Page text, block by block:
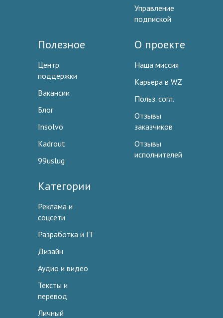
Управление
подпиской
Полезное
Центр
поддержки
Вакансии
Блог
Insolvo
Kadrout
99uslug
О проекте
Наша миссия
Карьера в WZ
Польз. согл.
Отзывы
заказчиков
Отзывы
исполнителей
Категории
Реклама и
соцсети
Разработка и IT
Дизайн
Аудио и видео
Тексты и
перевод
Личный